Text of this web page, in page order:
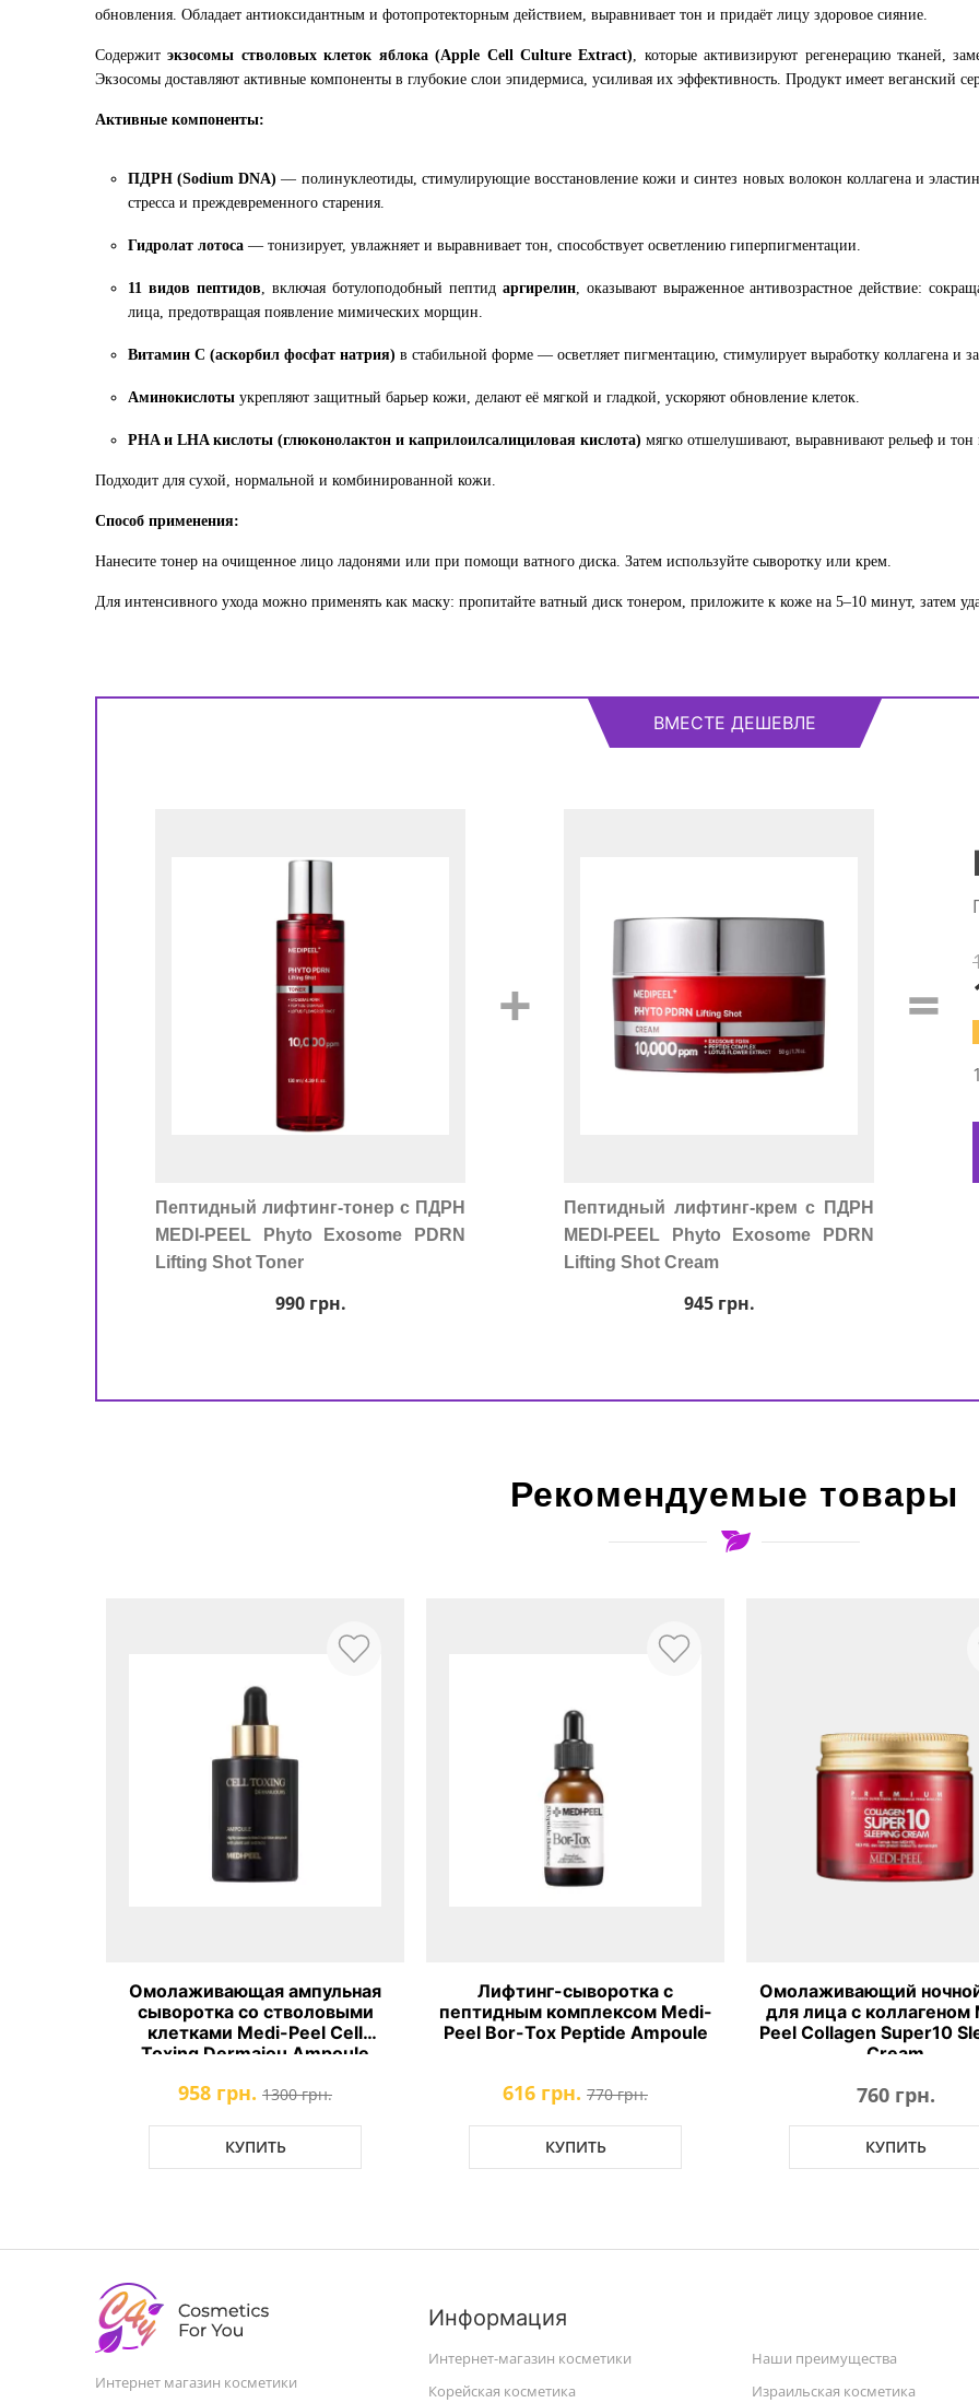
обновления. Обладает антиоксидантным и фотопротекторным действием, выравнивает тон и придаёт лицу здоровое сияние.
Содержитэкзосомы стволовых клеток яблока (Apple Cell Culture Extract), которые активизируют регенерацию тканей,
Экзосомы доставляют активные компоненты в глубокие слои эпидермиса, усиливая их эффективность. Продукт имеет веганский
Активные компоненты:
ПДРН (Sodium DNA) — полинуклеотиды, стимулирующие восстановление кожи и синтез новых волокон коллагена и
стресса и преждевременного старения.
Гидролат лотоса — тонизирует, увлажняет и выравнивает тон, способствует осветлению гиперпигментации.
11 видов пептидов, включая ботулоподобный пептид аргирелин, оказывают выраженное антивозрастное действие:
лица, предотвращая появление мимических морщин.
Витамин С (аскорбил фосфат натрия) в стабильной форме — осветляет пигментацию, стимулирует выработку коллагена и
Аминокислоты укрепляют защитный барьер кожи, делают её мягкой и гладкой, ускоряют обновление клеток.
PHA и LHA кислоты (глюконолактон и каприлоилсалициловая кислота) мягко отшелушивают, выравнивают рельеф и тон
Подходит для сухой, нормальной и комбинированной кожи.
Способ применения:
Нанесите тонер на очищенное лицо ладонями или при помощи ватного диска. Затем используйте сыворотку или крем.
Для интенсивного ухода можно применять как маску: пропитайте ватный диск тонером, приложите к коже на 5–10 минут, затем
ВМЕСТЕ ДЕШЕВЛЕ
Пептидный лифтинг-тонер с ПДРН
MEDI-PEEL Phyto Exosome PDRN
Lifting Shot Toner
990грн.
+
Пептидный лифтинг-крем с ПДРН
MEDI-PEEL Phyto Exosome PDRN
Lifting Shot Cream
945грн.
=
Рекомендуемые товары
Омолаживающая ампульная
сыворотка со стволовыми
клетками Medi-Peel Cell
Toxing Dermajou Ampoule
958 грн. 1300 грн.
КУПИТЬ
Лифтинг-сыворотка с
пептидным комплексом Medi-
Peel Bor-Tox Peptide Ampoule
616 грн. 770 грн.
КУПИТЬ
Омолаживающий
для лица с коллагеном
Peel Collagen Super10
Cream
760 грн.
КУПИТЬ
Интернет магазин косметики
Информация
Интернет-магазин косметики
Наши преимущества
Корейская косметика
Израильская косметика